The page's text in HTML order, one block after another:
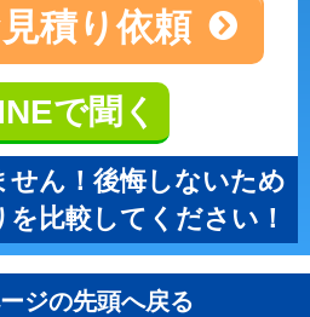
積り依頼
で聞く
せん！後悔しないため
比較してください！
ジの先頭へ戻る